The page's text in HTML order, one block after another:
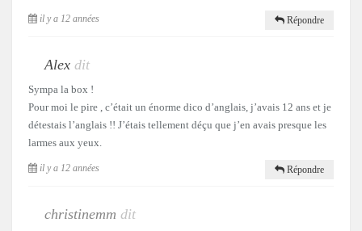
il y a 12 années Répondre
Alex dit
Sympa la box !
Pour moi le pire , c’était un énorme dico d’anglais, j’avais 12 ans et je
détestais l’anglais !! J’étais tellement déçu que j’en avais presque les
larmes aux yeux.
il y a 12 années Répondre
christinemm dit